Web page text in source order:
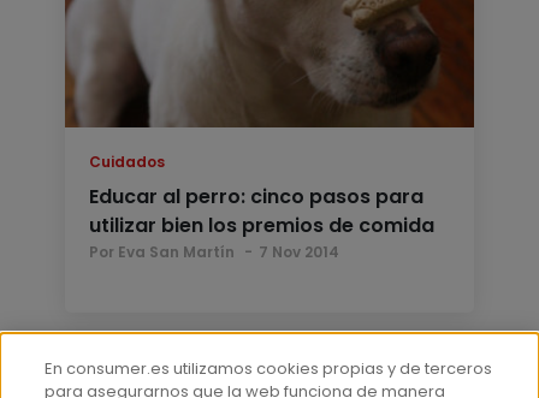
Cuidados
Educar al perro: cinco pasos para
utilizar bien los premios de comida
Por Eva San Martín 7 Nov 2014
En consumer.es utilizamos cookies propias y de terceros
para asegurarnos que la web funciona de manera